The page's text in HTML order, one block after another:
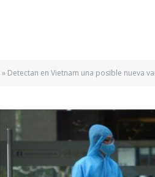
» Detectan en Vietnam una posible nueva